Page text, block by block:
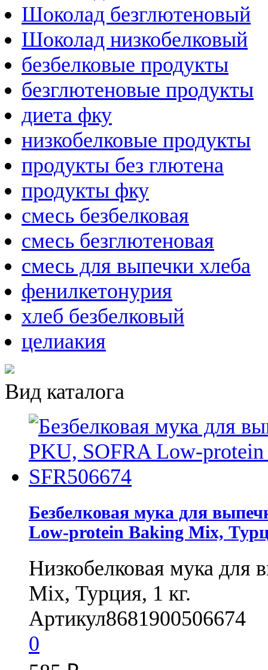
Шоколад безглютеновый
Шоколад низкобелковый
безбелковые продукты
безглютеновые продукты
диета фку
низкобелковые продукты
продукты без глютена
продукты фку
смесь безбелковая
смесь безглютеновая
смесь для выпечки хлеба
фенилкетонурия
хлеб безбелковый
целиакия
Вид каталога
Безбелковая мука для
Low-protein Baking Mix,
Низкобелковая мука
Mix, Турция, 1 кг.
Артикул8681900506674
0